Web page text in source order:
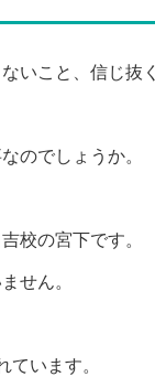
いこと、信じ抜
のでしょうか。
校の宮下です。
せん。
ています。